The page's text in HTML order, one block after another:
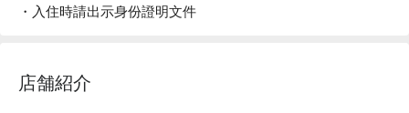
・入住時請出示身份證明文件
店舗紹介